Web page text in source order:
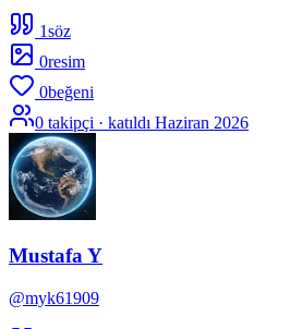
1söz
0resim
0beğeni
0 takipçi · katıldı Haziran 2026
Mustafa Y
@myk61909